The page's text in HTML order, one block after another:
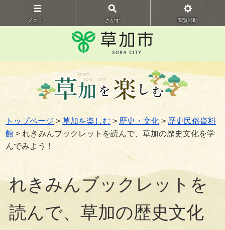
メニュ－ さがす 閲覧補助
トップページ >草加を楽しむ > 歴史・文化 > 歴史民俗資料
館 > れきみんブックレットを読んで、草加の歴史文化を学
んでみよう！
れきみんブックレットを
読んで、草加の歴史文化